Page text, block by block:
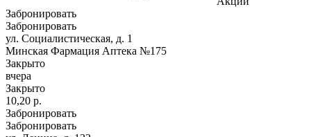
Забронировать
Забронировать
ул. Социалистическая, д. 1
Минская Фармация Аптека №175
Закрыто
вчера
Закрыто
10,20 р.
Забронировать
Забронировать